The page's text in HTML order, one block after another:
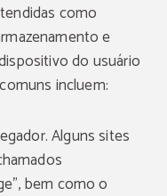
como
e
do usuário
incluem:
Alguns sites
bem como o